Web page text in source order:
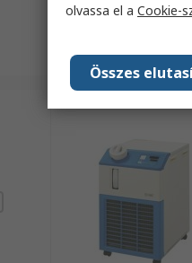
olvassa el a Cookie-
Összes